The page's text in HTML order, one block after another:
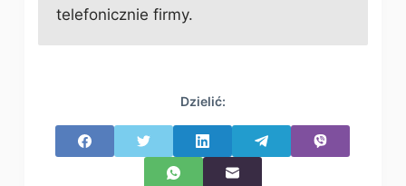
telefonicznie firmy.
Dzielić: